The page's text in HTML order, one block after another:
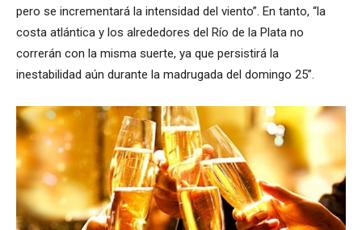
pero se incrementará la intensidad del viento”. En tanto, “la
costa atlántica y los alrededores del Río de la Plata no
correrán con la misma suerte, ya que persistirá la
inestabilidad aún durante la madrugada del domingo 25”.